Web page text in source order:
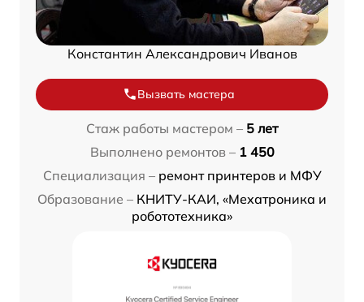
Константин Александрович Иванов
Вызвать мастера
Стаж работы мастером – 5 лет
Выполнено ремонтов – 1 450
Специализация – ремонт принтеров и МФУ
Образование – КНИТУ-КАИ, «Мехатроника и
робототехника»